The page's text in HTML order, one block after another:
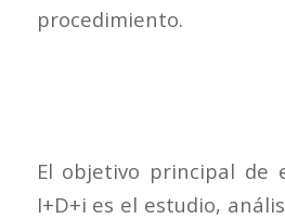
procedimiento.
El objetivo principal de
I+D+i es el estudio,